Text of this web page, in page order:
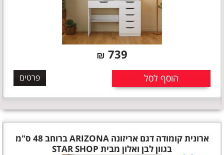
739
₪
הוסף לסל פרטים
ארונית קומודה דגם אריזונה ARIZONA ברוחב 48 ס"מ
בגוון לבן ואלון מבית STAR SHOP